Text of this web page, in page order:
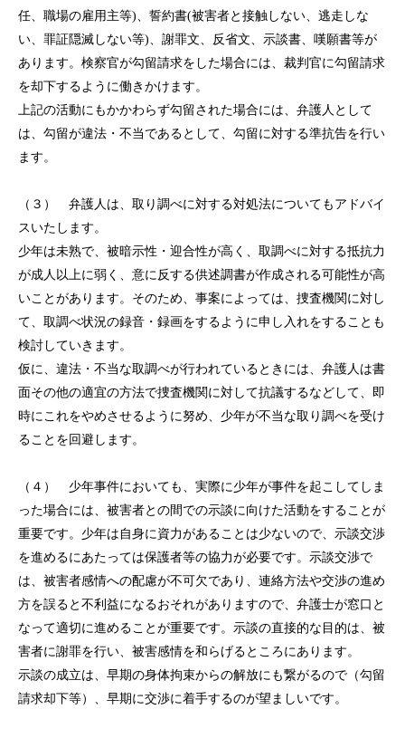
トップページ
個人のお客様
任、職場の雇用主等)、誓約書(被害者と接触しない、逃走しな
い、罪証隠滅しない等)、謝罪文、反省文、示談書、嘆願書等が
あります。検察官が勾留請求をした場合には、裁判官に勾留請求
を却下するように働きかけます。
上記の活動にもかかわらず勾留された場合には、弁護人として
は、勾留が違法・不当であるとして、勾留に対する準抗告を行い
ます。
（３） 弁護人は、取り調べに対する対処法についてもアドバイ
スいたします。
少年は未熟で、被暗示性・迎合性が高く、取調べに対する抵抗力
が成人以上に弱く、意に反する供述調書が作成される可能性が高
いことがあります。そのため、事案によっては、捜査機関に対し
て、取調べ状況の録音・録画をするように申し入れをすることも
検討していきます。
仮に、違法・不当な取調べが行われているときには、弁護人は書
面その他の適宜の方法で捜査機関に対して抗議するなどして、即
時にこれをやめさせるように努め、少年が不当な取り調べを受け
ることを回避します。
（４） 少年事件においても、実際に少年が事件を起こしてしま
った場合には、被害者との間での示談に向けた活動をすることが
重要です。少年は自身に資力があることは少ないので、示談交渉
を進めるにあたっては保護者等の協力が必要です。示談交渉で
は、被害者感情への配慮が不可欠であり、連絡方法や交渉の進め
方を誤ると不利益になるおそれがありますので、弁護士が窓口と
なって適切に進めることが重要です。示談の直接的な目的は、被
害者に謝罪を行い、被害感情を和らげるところにあります。
示談の成立は、早期の身体拘束からの解放にも繋がるので（勾留
請求却下等）、早期に交渉に着手するのが望ましいです。